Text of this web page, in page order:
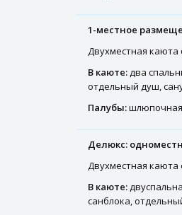
1-местное
Двухместная каюта
В каюте:два
отдельный душ,
Палубы:
Делюкс:
Двухместная каюта
В каюте:
санблока,